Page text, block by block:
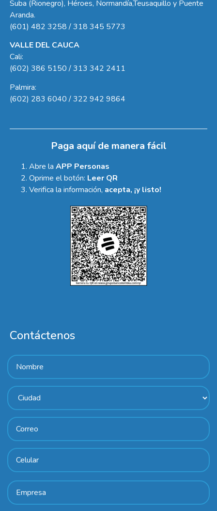
Suba (Rionegro), Héroes, Normandía,Teusaquillo y Puente
Aranda.
(601) 482 3258 / 318 345 5773
VALLE DEL CAUCA
Cali:
(602) 386 5150 / 313 342 2411
Palmira:
(602) 283 6040 / 322 942 9864
Paga aquí de manera fácil
Abre la APP Personas
Oprime el botón: Leer QR
Verifica la información, acepta, ¡y listo!
Contáctenos